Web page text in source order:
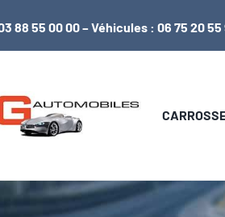
88 55 00 00– Véhicules : 06 75 20 55